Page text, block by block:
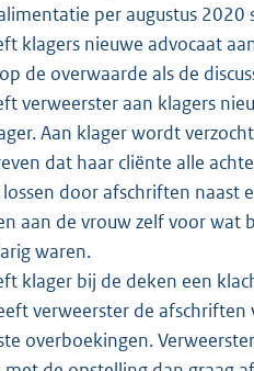
per augustus 2020
klagers nieuwe advocaat
de overwaarde als de
verweerster aan klagers
Aan klager wordt
dat haar cliënte alle
door afschriften
aan de vrouw zelf voor
waren.
klager bij de deken een
verweerster de afschriften
overboekingen.